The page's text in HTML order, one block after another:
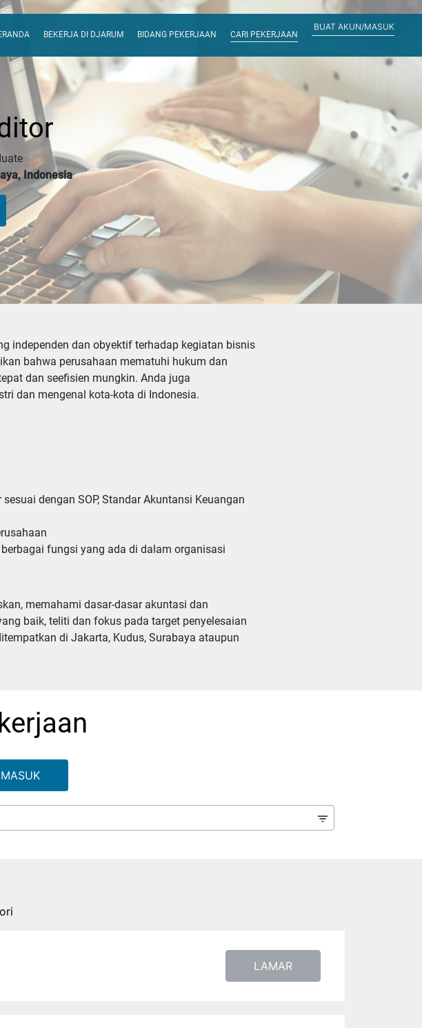
BEKERJA DI DJARUM BIDANG PEKERJAAN CARI PEKERJAAN
BUAT AKUN/MASUK
Indonesia
independen dan obyektif terhadap kegiatan bisnis
bahwa perusahaan mematuhi hukum dan
dan seefisien mungkin. Anda juga
dan mengenal kota-kota di Indonesia.
berbagai fungsi yang ada di dalam organisasi
memahami dasar-dasar akuntasi dan
baik, teliti dan fokus pada target penyelesaian
di Jakarta, Kudus, Surabaya ataupun
MASUK
LAMAR